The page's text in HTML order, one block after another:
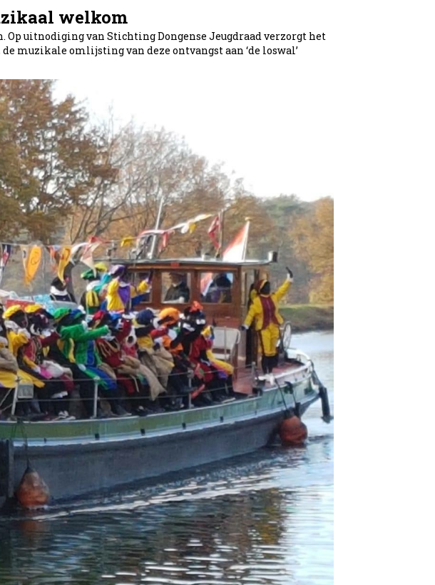
welkom
uitnodiging van Stichting Dongense Jeugdraad verzorgt het
muzikale omlijsting van deze ontvangst aan ‘de loswal’